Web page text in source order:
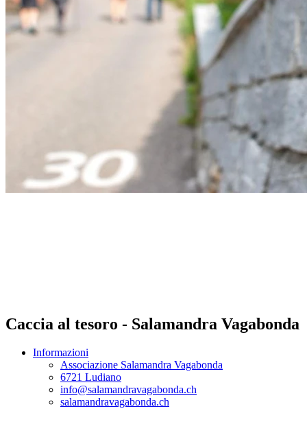
Caccia al tesoro - Salamandra Vagabonda
Informazioni
Associazione Salamandra Vagabonda
6721 Ludiano
info@salamandravagabonda.ch
salamandravagabonda.ch